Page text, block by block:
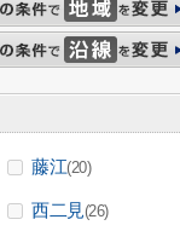
藤江(20)
西二見(26)